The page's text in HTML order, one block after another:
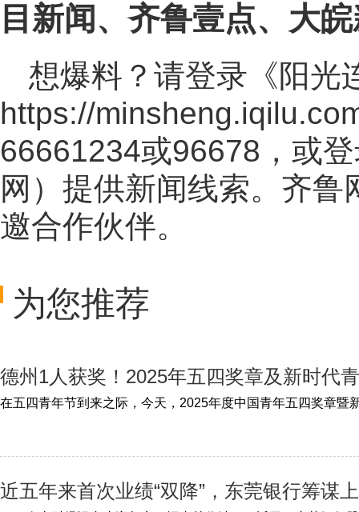
目新闻、齐鲁壹点、大
想爆料？请登录《阳光
https://
66661234或96678，或
网 ）提供新闻线索。齐鲁
邀合作伙伴。
为您推荐
德州1人获奖！2025年五四奖章及新时代
近五年来首次业绩“双降”，东莞银行筹谋